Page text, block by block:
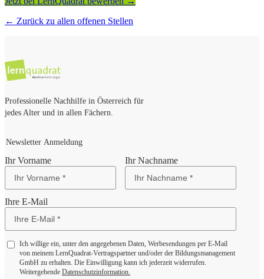
← Zurück zu allen offenen Stellen
Professionelle Nachhilfe in Österreich für
jedes Alter und in allen Fächern.
Newsletter Anmeldung
Ihr Vorname Ihr Nachname
Ihre E-Mail
Ich willige ein, unter den angegebenen Daten, Werbesendungen per E-Mail
von meinem LernQuadrat-Vertragspartner und/oder der Bildungsmanagement
GmbH zu erhalten. Die Einwilligung kann ich jederzeit widerrufen.
Weitergehende Datenschutzinformation.